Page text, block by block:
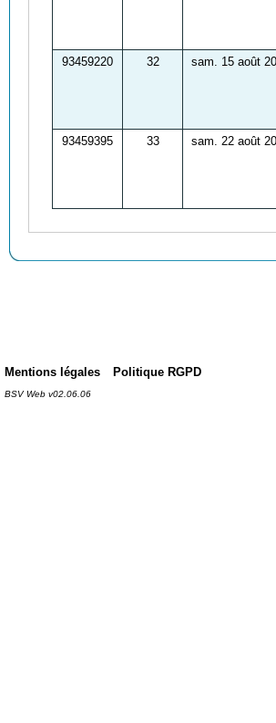
93459220 32 sam. 15 août
93459395 33 sam. 22 août
Mentions légales Politique RGPD
BSV Web v02.06.06